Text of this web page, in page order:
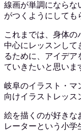
線画が単調にならな
がつくようにしても
これまでは、身体の
中心にレッスンして
るために、アイデア
ていきたいと思いま
岐阜のイラスト・マ
向けイラストレッス
絵を描くのが好きな
レーターという小学